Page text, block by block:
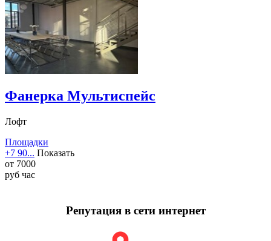
Фанерка Мультиспейс
Лофт
Площадки
+7 90... Показать
от 7000
руб час
Репутация в сети интернет